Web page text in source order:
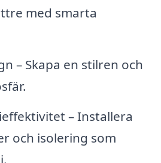
med smarta
– Skapa en stilren och
– Installera
och isolering som